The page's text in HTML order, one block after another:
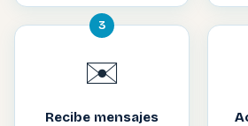
3
✉️
Recibe mensajes